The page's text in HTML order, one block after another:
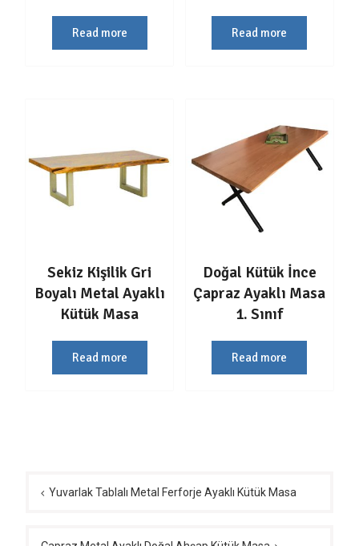
Read more Read more
Sekiz Kişilik Gri
Boyalı Metal Ayaklı
Kütük Masa
Read more
Doğal Kütük İnce
Çapraz Ayaklı Masa
1. Sınıf
Read more
gezinmesi
Yuvarlak Tablalı Metal Ferforje Ayaklı Kütük Masa